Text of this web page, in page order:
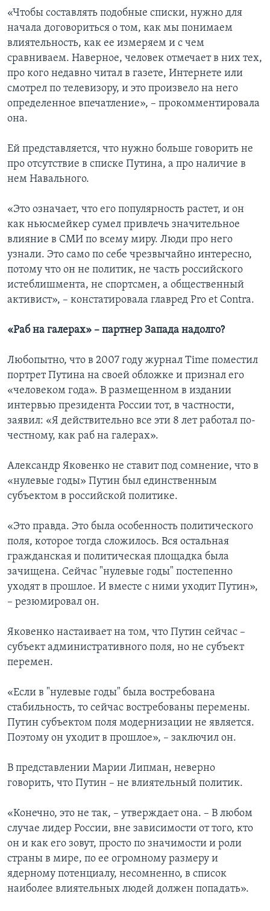
«Чтобы составлять подобные списки, нужно для
начала договориться о том, как мы понимаем
влиятельность, как ее измеряем и с чем
сравниваем. Наверное, человек отмечает в них тех,
про кого недавно читал в газете, Интернете или
смотрел по телевизору, и это произвело на него
определенное впечатление», – прокомментировала
она.
Ей представляется, что нужно больше говорить не
про отсутствие в списке Путина, а про наличие в
нем Навального.
«Это означает, что его популярность растет, и он
как ньюсмейкер сумел привлечь значительное
влияние в СМИ по всему миру. Люди про него
узнали. Это само по себе чрезвычайно интересно,
потому что он не политик, не часть российского
истеблишмента, не спортсмен, а общественный
активист», – констатировала главред Pro et Contra.
«Раб на галерах» – партнер Запада надолго?
Любопытно, что в 2007 году журнал Time поместил
портрет Путина на своей обложке и признал его
«человеком года». В размещенном в издании
интервью президента России тот, в частности,
заявил: «Я действительно все эти 8 лет работал по-
честному, как раб на галерах».
Александр Яковенко не ставит под сомнение, что в
«нулевые годы» Путин был единственным
субъектом в российской политике.
«Это правда. Это была особенность политического
поля, которое тогда сложилось. Вся остальная
гражданская и политическая площадка была
зачищена. Сейчас "нулевые годы" постепенно
уходят в прошлое. И вместе с ними уходит Путин»,
– резюмировал он.
Яковенко настаивает на том, что Путин сейчас –
субъект административного поля, но не субъект
перемен.
«Если в "нулевые годы" была востребована
стабильность, то сейчас востребованы перемены.
Путин субъектом поля модернизации не является.
Поэтому он уходит в прошлое», – заключил он.
В представлении Марии Липман, неверно
говорить, что Путин – не влиятельный политик.
«Конечно, это не так, – утверждает она. – В любом
случае лидер России, вне зависимости от того, кто
он и как его зовут, просто по значимости и роли
страны в мире, по ее огромному размеру и
ядерному потенциалу, несомненно, в список
наиболее влиятельных людей должен попадать».